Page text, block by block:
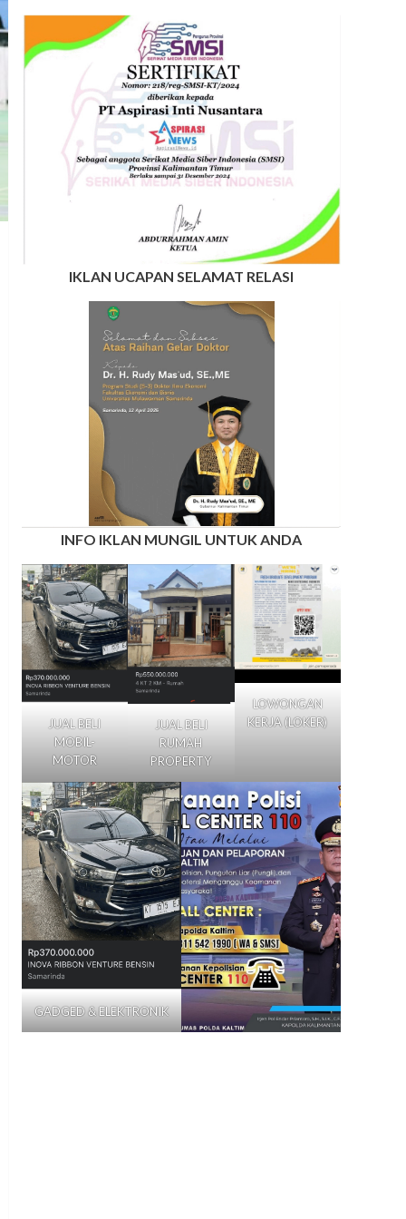
IKLAN UCAPAN SELAMAT RELASI
INFO IKLAN MUNGIL UNTUK ANDA
JUAL BELI
MOBIL-
MOTOR
JUAL BELI
RUMAH
PROPERTY
LOWONGAN
KERJA (LOKER)
GADGED & ELEKTRONIK